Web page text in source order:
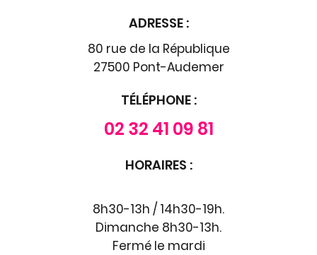
ADRESSE :
80 rue de la République
27500 Pont-Audemer
TÉLÉPHONE :
02 32 41 09 81
HORAIRES :
8h30-13h / 14h30-19h.
Dimanche 8h30-13h.
Fermé le mardi